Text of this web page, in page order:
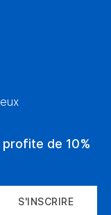
de 10%
S'INSCRIRE